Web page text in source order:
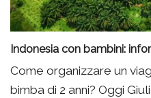
Indonesia con bambini:
Come organizzare un
bimba di 2 anni? Oggi